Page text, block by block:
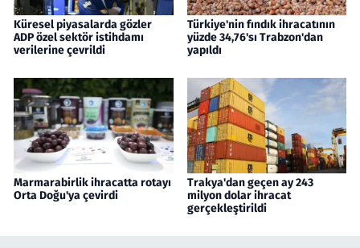
Küresel piyasalarda gözler
ADP özel sektör istihdamı
verilerine çevrildi
Türkiye'nin fındık ihracatının
yüzde 34,76'sı Trabzon'dan
yapıldı
Marmarabirlik ihracatta rotayı
Orta Doğu'ya çevirdi
Trakya'dan geçen ay 243
milyon dolar ihracat
gerçekleştirildi